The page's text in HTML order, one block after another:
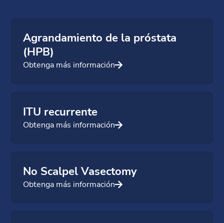
Agrandamiento de la próstata
(HPB)
Obtenga más información
ITU recurrente
Obtenga más información
No Scalpel Vasectomy
Obtenga más información